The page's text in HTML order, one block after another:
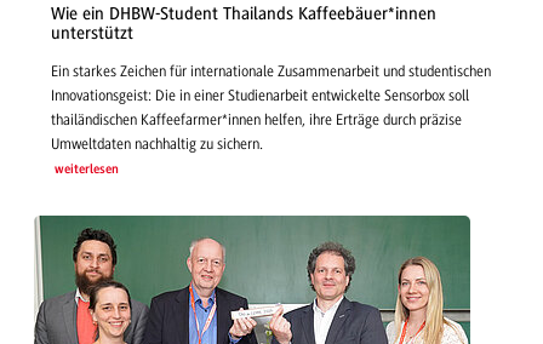
Wie ein DHBW-Student Thailands Kaffeebäuer*innen
unterstützt
Ein starkes Zeichen für internationale Zusammenarbeit und studentischen
Innovationsgeist: Die in einer Studienarbeit entwickelte Sensorbox soll
thailändischen Kaffeefarmer*innen helfen, ihre Erträge durch präzise
Umweltdaten nachhaltig zu sichern.
weiterlesen